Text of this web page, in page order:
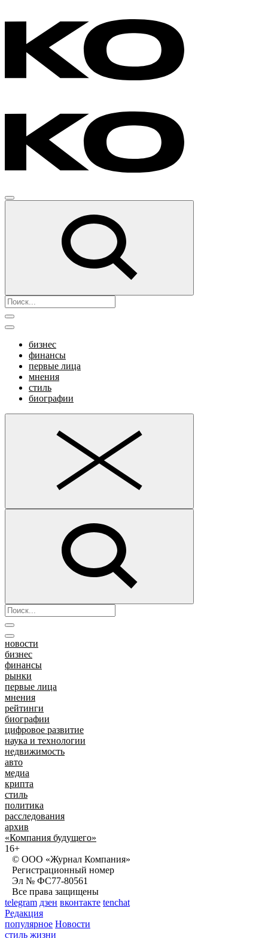
бизнес
финансы
первые лица
мнения
стиль
биографии
новости
бизнес
финансы
рынки
первые лица
мнения
рейтинги
биографии
цифровое развитие
наука и технологии
недвижимость
авто
медиа
крипта
стиль
политика
расследования
архив
«Компания будущего»
16+
© ООО «Журнал Компания»
Регистрационный номер
Эл № ФС77-80561
Все права защищены
telegram дзен вконтакте tenchat
Редакция
популярное Новости
стиль жизни